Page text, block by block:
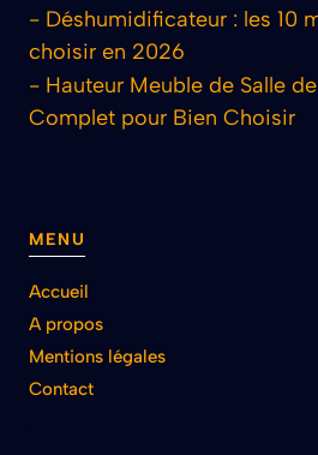
- Déshumidificateur : les 10
choisir en 2026
- Hauteur Meuble de Salle
Complet pour Bien Choisir
MENU
Accueil
A propos
Mentions légales
Contact